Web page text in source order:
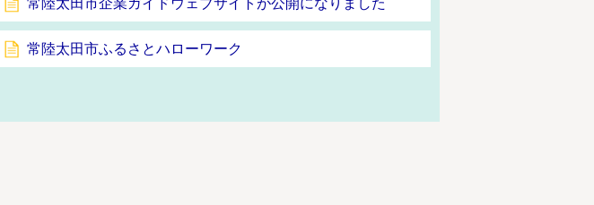
常陸太田市企業ガイドウェブサイトが公開になりました
常陸太田市ふるさとハローワーク